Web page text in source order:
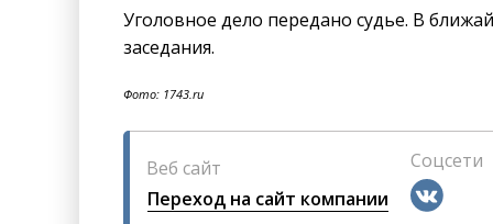
Уголовное дело передано судье. В
заседания.
Фото: 1743.ru
Веб сайт
Переход на сайт компании
Соцсети